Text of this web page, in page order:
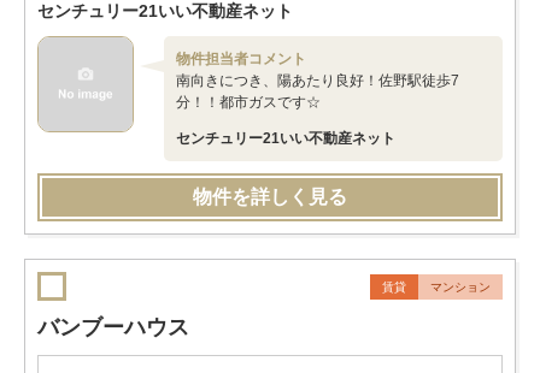
センチュリー21いい不動産ネット
物件担当者コメント
南向きにつき、陽あたり良好！佐野駅徒歩7
分！！都市ガスです☆
センチュリー21いい不動産ネット
物件を詳しく見る
賃貸 マンション
バンブーハウス